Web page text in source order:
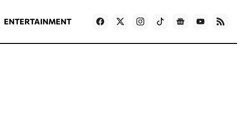
ENTERTAINMENT Games